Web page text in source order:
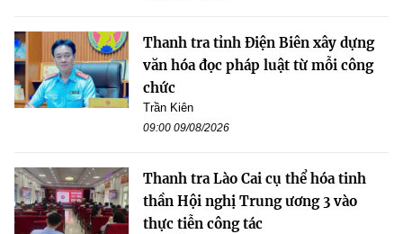
Thanh tra tỉnh Điện Biên xây dựng
văn hóa đọc pháp luật từ mỗi công
chức
Trần Kiên
09:00 09/08/2026
Thanh tra Lào Cai cụ thể hóa tinh
thần Hội nghị Trung ương 3 vào
thực tiễn công tác